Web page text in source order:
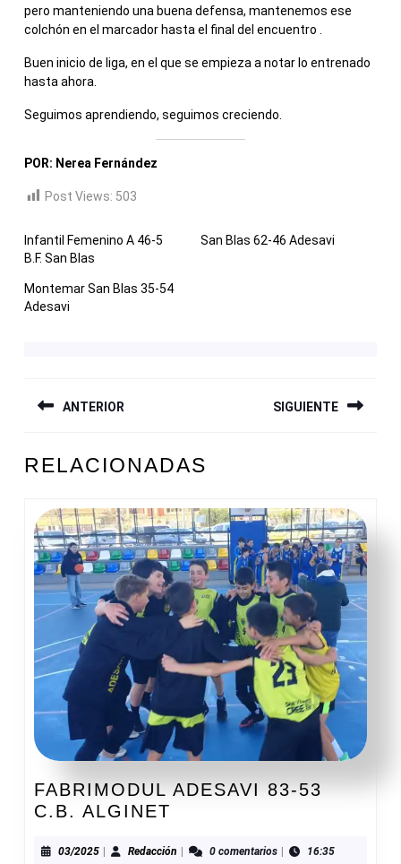
pero manteniendo una buena defensa, mantenemos ese
colchón en el marcador hasta el final del encuentro .
Buen inicio de liga, en el que se empieza a notar lo entrenado
hasta ahora.
Seguimos aprendiendo, seguimos creciendo.
POR: Nerea Fernández
Post Views: 503
Infantil Femenino A 46-5
B.F. San Blas
San Blas 62-46 Adesavi
Montemar San Blas 35-54
Adesavi
DE
ANTERIOR
anterior:
SIGUIENTE
entrada:
RELACIONADAS
FABRIMODUL ADESAVI 83-53
C.B. ALGINET
83-
03/202503/2025
| Redacción Redacción
| 0 comentarios | 16:35